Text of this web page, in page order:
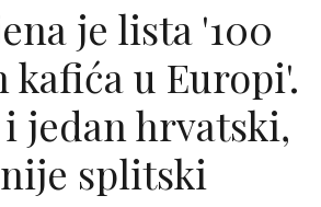
je lista '100
u Europi'.
jedan hrvatski,
splitski